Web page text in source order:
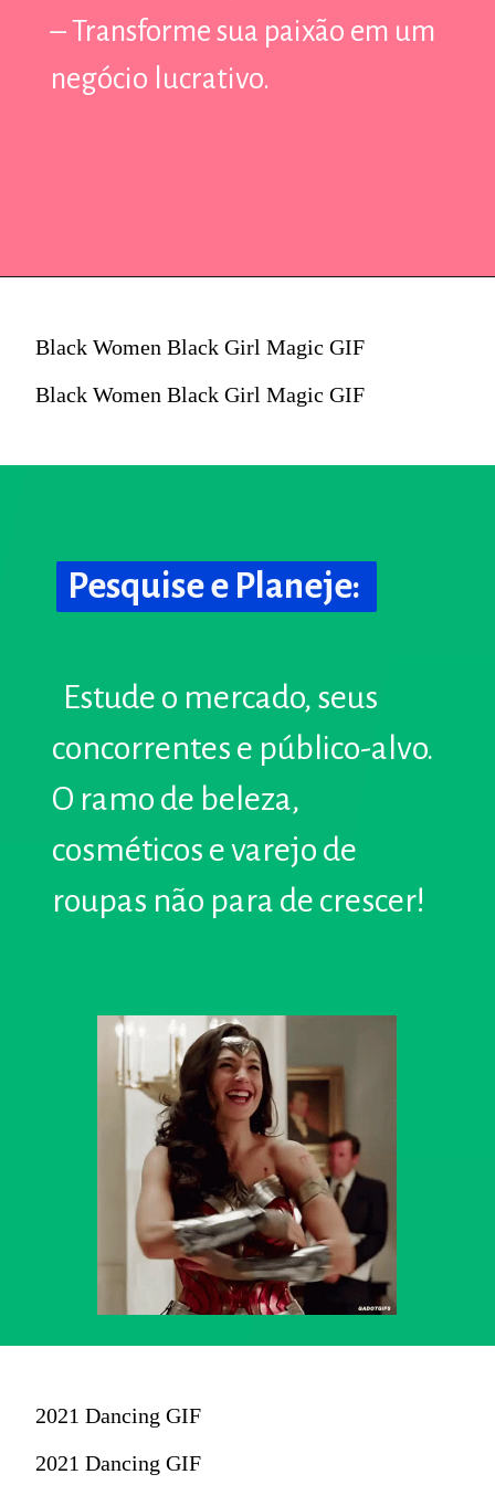
– Transforme sua paixão em um
negócio lucrativo.
– Transforme sua paixão em um
negócio lucrativo.
Black Women Black Girl Magic GIF
Black Women Black Girl Magic GIF
Pesquise e Planeje:
Pesquise e Planeje:
Estude o mercado, seus
concorrentes e público-alvo.
O ramo de beleza,
cosméticos e varejo de
roupas não para de crescer!
Estude o mercado, seus
concorrentes e público-alvo.
O ramo de beleza,
cosméticos e varejo de
roupas não para de crescer!
2021 Dancing GIF
2021 Dancing GIF